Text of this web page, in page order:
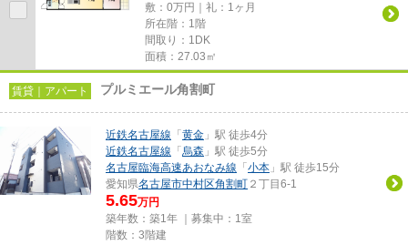
敷：0万円｜礼：1ヶ月
所在階：1階
間取り：1DK
面積：27.03㎡
賃貸｜アパート プルミエール角割町
近鉄名古屋線 「 黄金 」駅 徒歩4分
近鉄名古屋線 「 烏森 」駅 徒歩5分
名古屋臨海高速あおなみ線 「 小本 」駅 徒歩15分
愛知県名古屋市中村区角割町 ２丁目6-1
5.65万円
築年数：築1年 ｜募集中： 1室
階数：3階建